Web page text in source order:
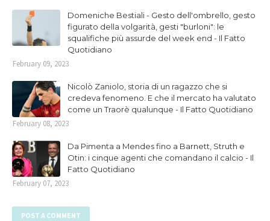
Domeniche Bestiali - Gesto dell'ombrello, gesto
figurato della volgarità, gesti "burloni": le
squalifiche più assurde del week end - Il Fatto
Quotidiano
February 09, 2023
Nicolò Zaniolo, storia di un ragazzo che si
credeva fenomeno. E che il mercato ha valutato
come un Traorè qualunque - Il Fatto Quotidiano
February 08, 2023
Da Pimenta a Mendes fino a Barnett, Struth e
Otin: i cinque agenti che comandano il calcio - Il
Fatto Quotidiano
February 07, 2023
POST A COMMENT